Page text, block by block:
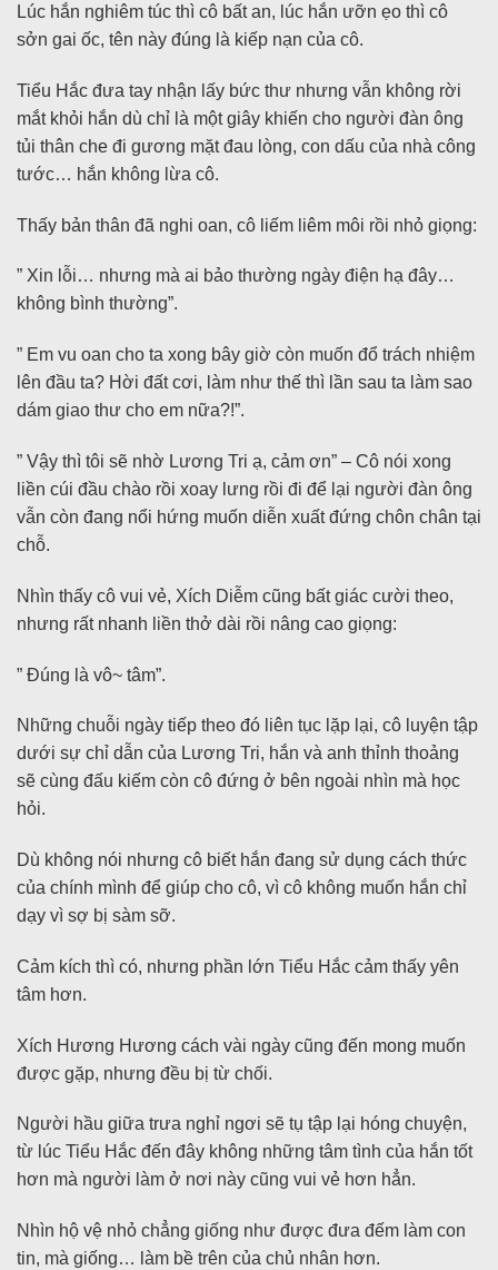
Lúc hắn nghiêm túc thì cô bất an, lúc hắn ưỡn ẹo thì cô
sởn gai ốc, tên này đúng là kiếp nạn của cô.
Tiểu Hắc đưa tay nhận lấy bức thư nhưng vẫn không rời
mắt khỏi hắn dù chỉ là một giây khiến cho người đàn ông
tủi thân che đi gương mặt đau lòng, con dấu của nhà công
tước… hắn không lừa cô.
Thấy bản thân đã nghi oan, cô liếm liêm môi rồi nhỏ giọng:
” Xin lỗi… nhưng mà ai bảo thường ngày điện hạ đây…
không bình thường”.
” Em vu oan cho ta xong bây giờ còn muốn đổ trách nhiệm
lên đầu ta? Hời đất cơi, làm như thế thì lần sau ta làm sao
dám giao thư cho em nữa?!”.
” Vậy thì tôi sẽ nhờ Lương Tri ạ, cảm ơn” – Cô nói xong
liền cúi đầu chào rồi xoay lưng rồi đi để lại người đàn ông
vẫn còn đang nổi hứng muốn diễn xuất đứng chôn chân tại
chỗ.
Nhìn thấy cô vui vẻ, Xích Diễm cũng bất giác cười theo,
nhưng rất nhanh liền thở dài rồi nâng cao giọng:
” Đúng là vô~ tâm”.
Những chuỗi ngày tiếp theo đó liên tục lặp lại, cô luyện tập
dưới sự chỉ dẫn của Lương Tri, hắn và anh thỉnh thoảng
sẽ cùng đấu kiếm còn cô đứng ở bên ngoài nhìn mà học
hỏi.
Dù không nói nhưng cô biết hắn đang sử dụng cách thức
của chính mình để giúp cho cô, vì cô không muốn hắn chỉ
dạy vì sợ bị sàm sỡ.
Cảm kích thì có, nhưng phần lớn Tiểu Hắc cảm thấy yên
tâm hơn.
Xích Hương Hương cách vài ngày cũng đến mong muốn
được gặp, nhưng đều bị từ chối.
Người hầu giữa trưa nghỉ ngơi sẽ tụ tập lại hóng chuyện,
từ lúc Tiểu Hắc đến đây không những tâm tình của hắn tốt
hơn mà người làm ở nơi này cũng vui vẻ hơn hẳn.
Nhìn hộ vệ nhỏ chẳng giống như được đưa đếm làm con
tin, mà giống… làm bề trên của chủ nhân hơn.